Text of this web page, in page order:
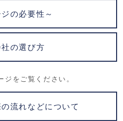
の必要性～
の選び方
をご覧ください。
流れなどについて